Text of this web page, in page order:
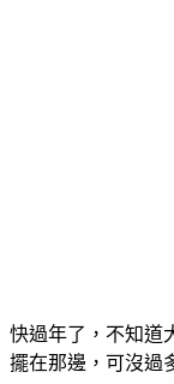
快過年了，不知道
擺在那邊，可沒過